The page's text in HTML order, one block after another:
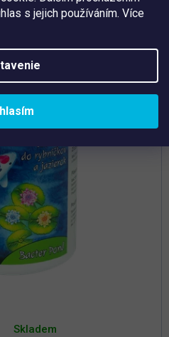
s jejich používáním. Více
Skladem